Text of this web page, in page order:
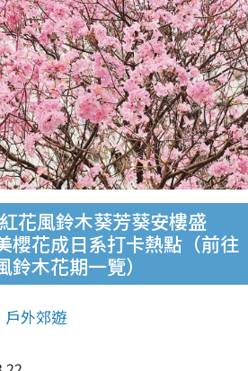
花風鈴木葵芳葵安樓盛
櫻花成日系打卡熱點（前往
木花期一覽）
戶外郊遊